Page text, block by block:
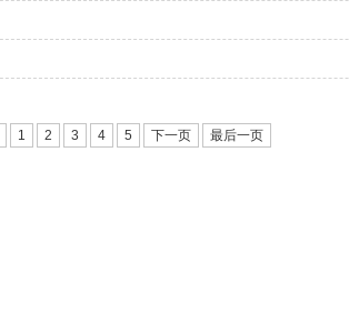
1 2 3 4 5 下一页 最后一页